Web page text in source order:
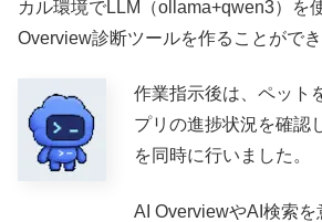
カル環境でLLM（ollama+qwen3）を
Overview診断ツールを作ることができ
作業指示後は、ペット
プリの進捗状況を確認
を同時に行いました。
AI OverviewやAI検索